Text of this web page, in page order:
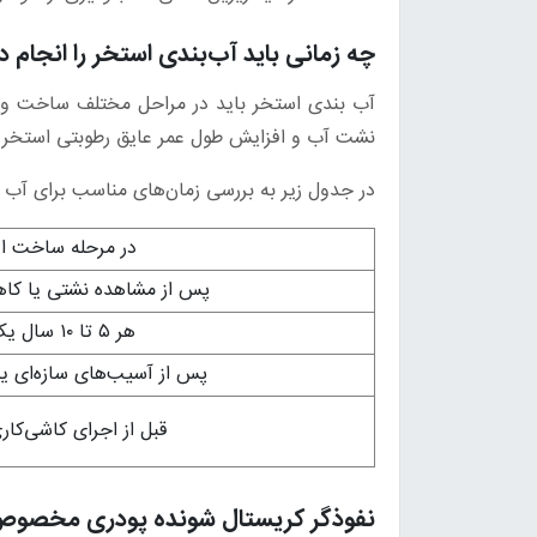
چه زمانی باید آب‌بندی استخر را
آب‌ بندی استخر باید در مراحل مختلف ساخت و
نشت آب و افزایش طول عمر عایق رطوبتی استخر
در جدول زیر به بررسی زمان‌های مناسب برای
در مرحله ساخت
پس از مشاهده نشتی یا
هر ۵ تا ۱۰ سال یک‌بار
پس از آسیب‌های سازه‌ای
قبل از اجرای
نفوذگر کریستال شونده پودری